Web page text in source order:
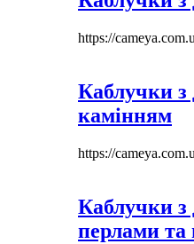
https://
Каблучки з
камінням
https://
Каблучки з
перлами та